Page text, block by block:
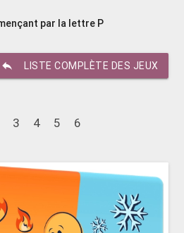
par la lettre P
reply LISTE COMPLÈTE DES JEUX
3 4 5 6